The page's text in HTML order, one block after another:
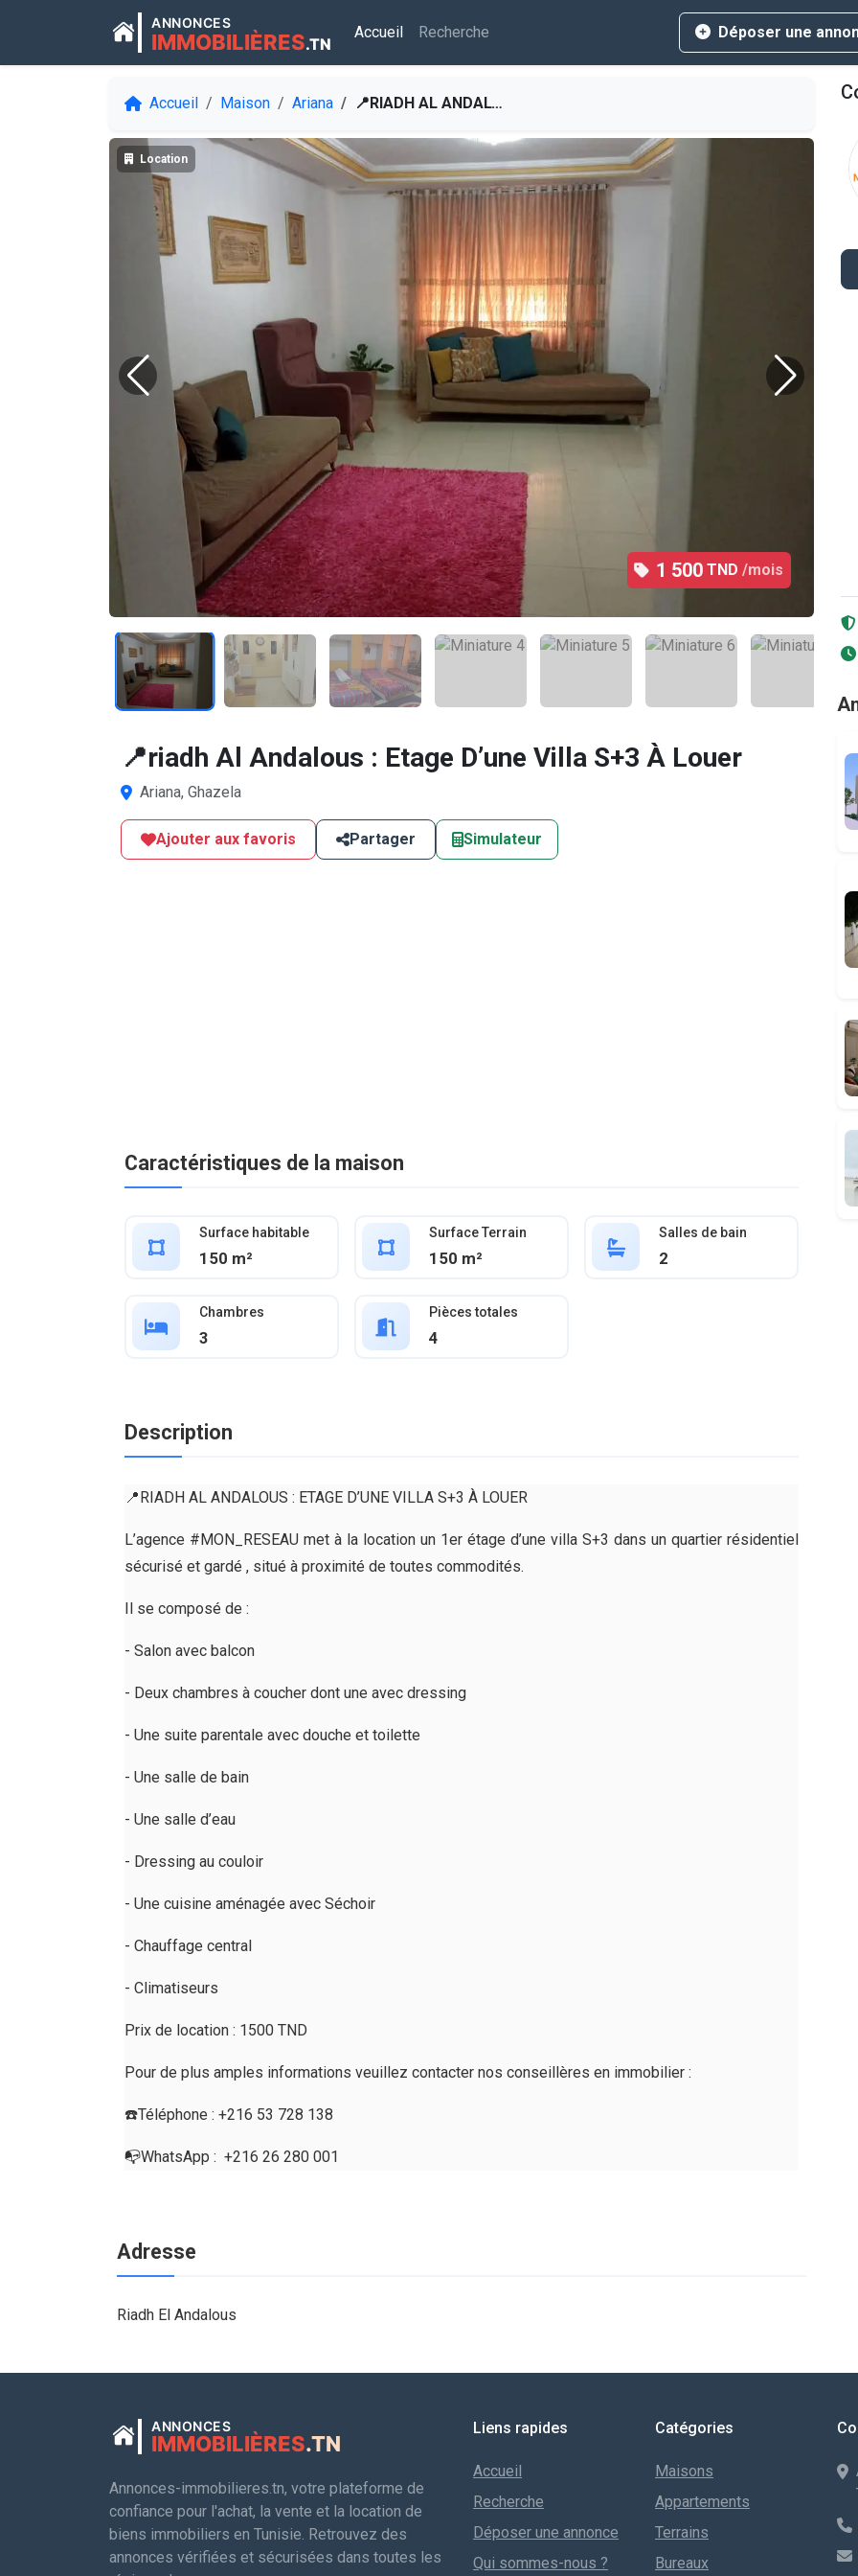
ANNONCES
IMMOBILIÈRES.TN
Accueil Recherche Déposer une
Accueil Maison Ariana 📍RIADH AL ANDALOUS : ETAGE D’UNE VILLA S+3 À LOUER
1 500 TND /mois
1/11
Location
/11
📍riadh Al Andalous : Etage D’une Villa S+3 À Louer
Ariana, Ghazela
Ajouter aux favoris Partager Simulateur
Caractéristiques de la maison
Surface habitable
150 m²
Surface Terrain
150 m²
Salles de bain
2
Chambres
3
Pièces totales
4
Description
📍RIADH AL ANDALOUS : ETAGE D’UNE VILLA S+3 À LOUER
L’agence #MON_RESEAU met à la location un 1er étage d’une villa S+3 dans un quartier résidentiel
sécurisé et gardé , situé à proximité de toutes commodités.
Il se composé de :
- Salon avec balcon
- Deux chambres à coucher dont une avec dressing
- Une suite parentale avec douche et toilette
- Une salle de bain
- Une salle d’eau
- Dressing au couloir
- Une cuisine aménagée avec Séchoir
- Chauffage central
- Climatiseurs
Prix de location : 1500 TND
Pour de plus amples informations veuillez contacter nos conseillères en immobilier :
☎️Téléphone : +216 53 728 138
📭WhatsApp : ⁨⁨ +216 26 280 001
Adresse
Riadh El Andalous
ANNONCES
IMMOBILIÈRES.TN
Annonces-immobilieres.tn, votre plateforme de
confiance pour l'achat, la vente et la location de
biens immobiliers en Tunisie. Retrouvez des
annonces vérifiées et sécurisées dans toutes les
Liens rapides
Accueil
Recherche
Déposer une annonce
Qui sommes-nous ?
Catégories
Maisons
Appartements
Terrains
Bureaux